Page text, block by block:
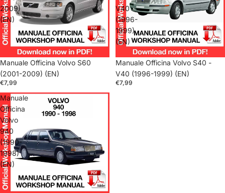
2009)
(EN)
Manuale Officina Volvo S60
(2001-2009) (EN)
€7,99
V40
(1996-
1999)
(EN)
Manuale Officina Volvo S40 -
V40 (1996-1999) (EN)
€7,99
Manuale
Officina
Volvo
940
(1990-
1998)
(EN)